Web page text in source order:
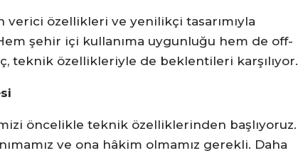
verici özellikleri ve yenilikçi tasarımıyla
şehir içi kullanıma uygunluğu hem de off-
teknik özellikleriyle de beklentileri karşılıyor.
öncelikle teknik özelliklerinden başlıyoruz.
ve ona hâkim olmamız gerekli. Daha